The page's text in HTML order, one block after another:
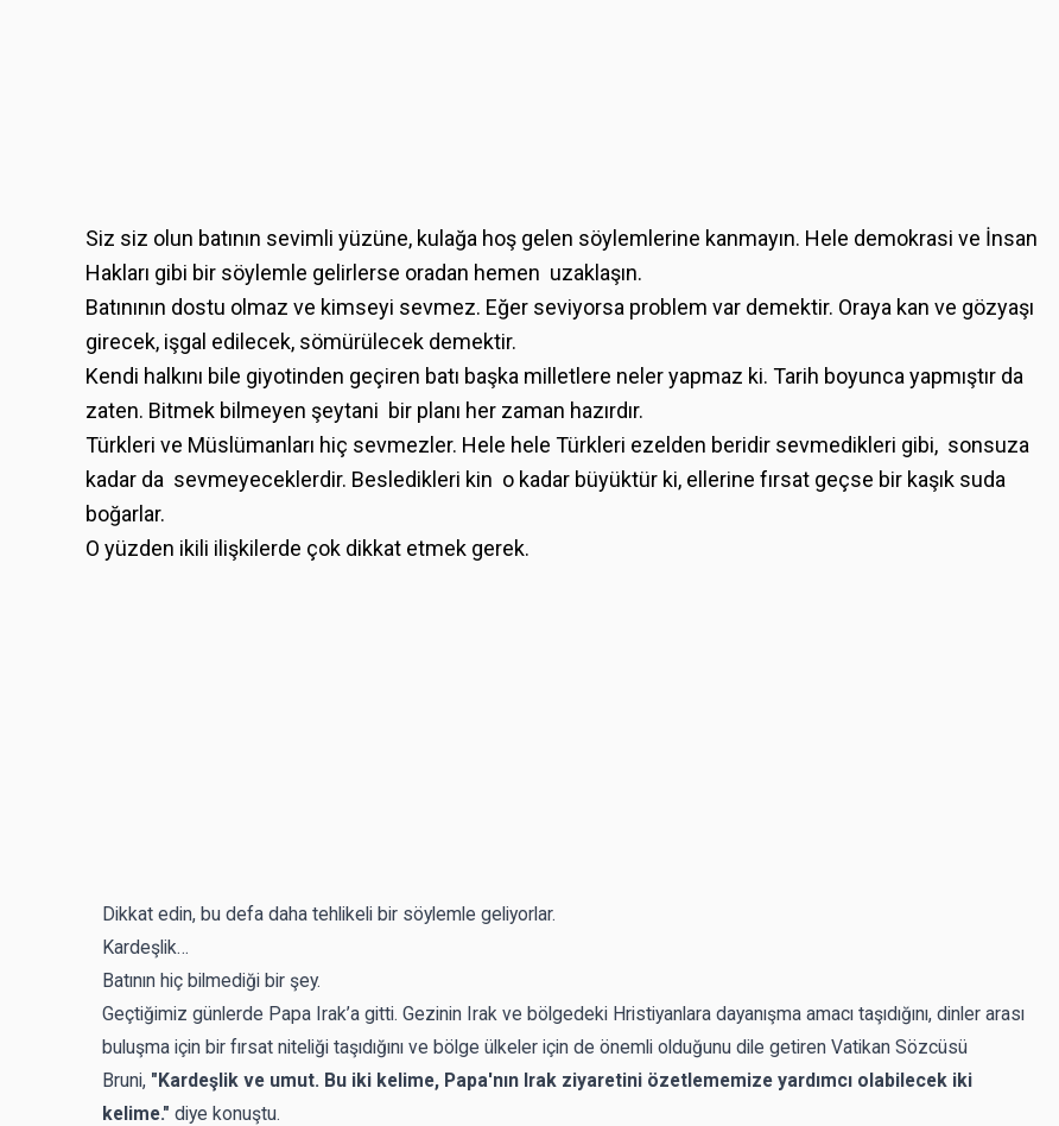
Siz siz olun batının sevimli yüzüne, kulağa hoş gelen söylemlerine kanmayın. Hele demokrasi ve İnsan
Hakları gibi bir söylemle gelirlerse oradan hemen uzaklaşın.
Batınının dostu olmaz ve kimseyi sevmez. Eğer seviyorsa problem var demektir. Oraya kan ve gözyaşı
girecek, işgal edilecek, sömürülecek demektir.
Kendi halkını bile giyotinden geçiren batı başka milletlere neler yapmaz ki. Tarih boyunca yapmıştır da
zaten. Bitmek bilmeyen şeytani bir planı her zaman hazırdır.
Türkleri ve Müslümanları hiç sevmezler. Hele hele Türkleri ezelden beridir sevmedikleri gibi, sonsuza
kadar da sevmeyeceklerdir. Besledikleri kin o kadar büyüktür ki, ellerine fırsat geçse bir kaşık suda
boğarlar.
O yüzden ikili ilişkilerde çok dikkat etmek gerek.
Dikkat edin, bu defa daha tehlikeli bir söylemle geliyorlar.
Kardeşlik…
Batının hiç bilmediği bir şey.
Geçtiğimiz günlerde Papa Irak’a gitti. Gezinin Irak ve bölgedeki Hristiyanlara dayanışma amacı taşıdığını, dinler arası
buluşma için bir fırsat niteliği taşıdığını ve bölge ülkeler için de önemli olduğunu dile getiren Vatikan Sözcüsü
Bruni, "Kardeşlik ve umut. Bu iki kelime, Papa'nın Irak ziyaretini özetlememize yardımcı olabilecek iki
kelime." diye konuştu.